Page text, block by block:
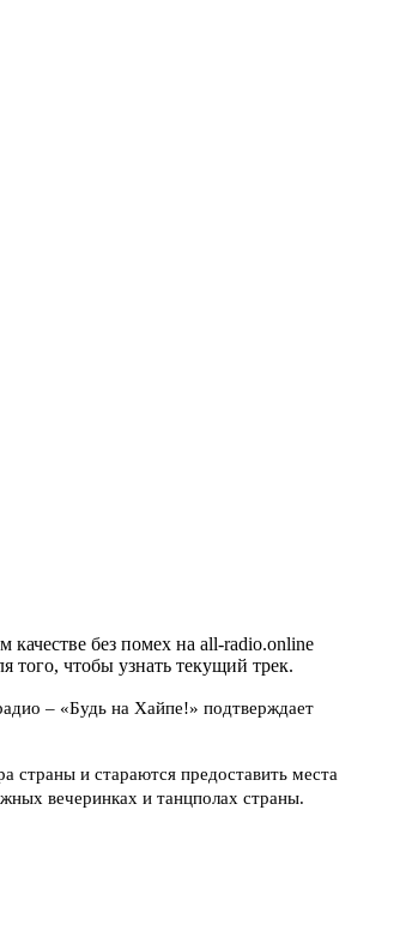
без помех на all-radio.online
того, чтобы узнать текущий трек.
– «Будь на Хайпе!» подтверждает
страны и стараются предоставить места
вечеринках и танцполах страны.